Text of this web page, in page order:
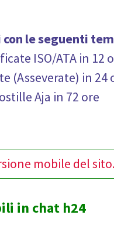
le seguenti
ISO/ATA in 12
(Asseverate) in 24
Aja in 72 ore
mobile del
in chat h24